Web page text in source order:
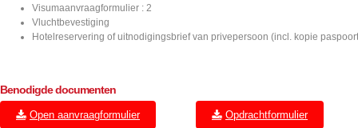
Visumaanvraagformulier : 2
Vluchtbevestiging
Hotelreservering of uitnodigingsbrief van privepersoon (incl. kopie
Benodigde documenten
Open aanvraagformulier Opdrachtformulier